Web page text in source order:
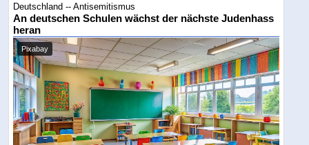
Deutschland -- Antisemitismus
An deutschen Schulen wächst der nächste Judenhass
heran
Pixabay